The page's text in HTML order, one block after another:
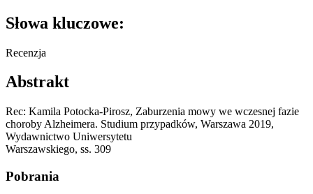
Słowa kluczowe:
Recenzja
Abstrakt
Rec: Kamila Potocka-Pirosz, Zaburzenia mowy we wczesnej fazie
choroby Alzheimera. Studium przypadków, Warszawa 2019,
Wydawnictwo Uniwersytetu
Warszawskiego, ss. 309
Pobrania